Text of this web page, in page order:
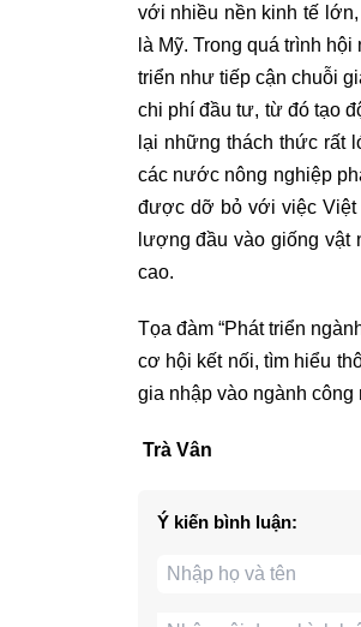
với nhiều nền kinh tế
là Mỹ. Trong quá trình
triển như tiếp cận chuỗi
chi phí đầu tư, từ đó tạo
lại những thách thức rất
các nước nông nghiệp
được dỡ bỏ với việc Việt
lượng đầu vào giống
cao.
Tọa đàm “Phát triển
cơ hội kết nối, tìm hiểu
gia nhập vào ngành
Trà Vân
Ý kiến bình luận: